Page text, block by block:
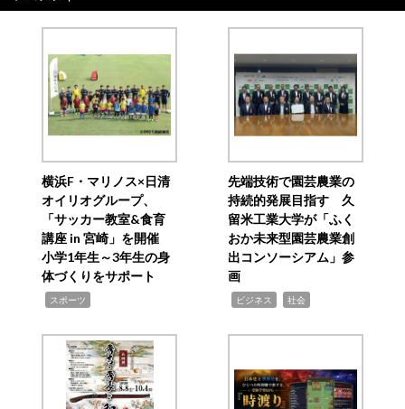
横浜F・マリノス×日清
オイリオグループ、
「サッカー教室&食育
講座 in 宮崎」を開催
小学1年生～3年生の身
体づくりをサポート
スポーツ
先端技術で園芸農業の
持続的発展目指す 久
留米工業大学が「ふく
おか未来型園芸農業創
出コンソーシアム」参
画
ビジネス 社会